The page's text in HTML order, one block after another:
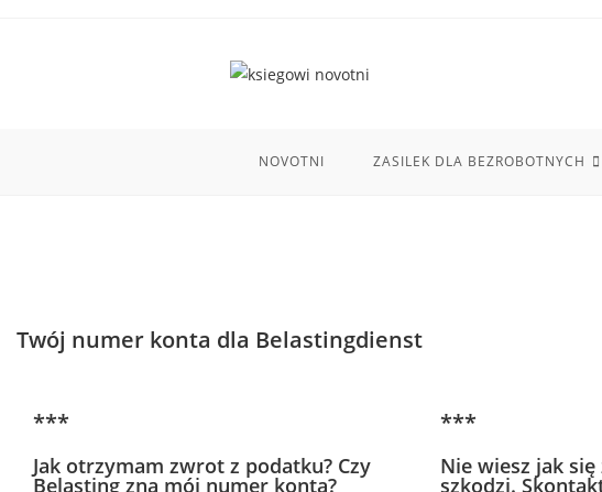
NOVOTNI ZASILEK DLA BEZROBOTNYCH
Twój numer konta dla Belastingdienst
***
Jak otrzymam zwrot z podatku? Czy
Belasting zna mój numer konta?
***
Nie wiesz jak
szkodzi.